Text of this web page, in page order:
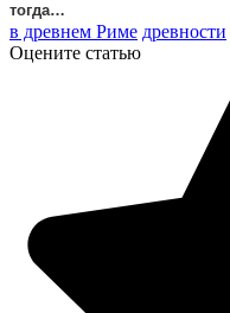
тогда…
в древнем Риме древности
Оцените статью